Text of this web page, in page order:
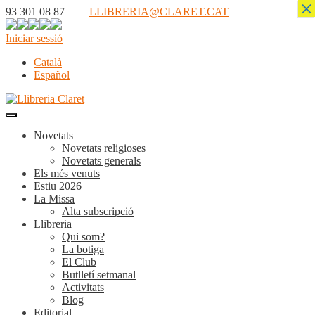
93 301 08 87 | LLIBRERIA@CLARET.CAT
Iniciar sessió
Català
Español
Novetats
Novetats religioses
Novetats generals
Els més venuts
Estiu 2026
La Missa
Alta subscripció
Llibreria
Qui som?
La botiga
El Club
Butlletí setmanal
Activitats
Blog
Editorial
×